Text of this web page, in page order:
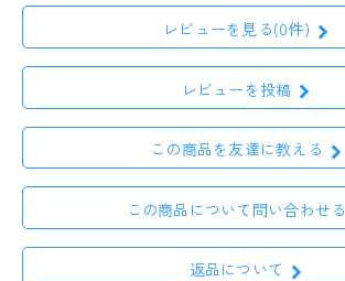
レビューを見る(0件)
レビューを投稿
この商品を友達に教える
この商品について問い合わせる
返品について